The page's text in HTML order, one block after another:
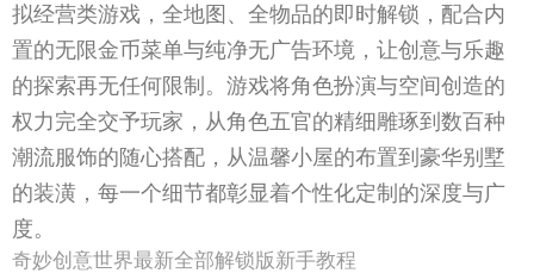
拟经营类游戏，全地图、全物品的即时解锁，配合内
置的无限金币菜单与纯净无广告环境，让创意与乐趣
的探索再无任何限制。游戏将角色扮演与空间创造的
权力完全交予玩家，从角色五官的精细雕琢到数百种
潮流服饰的随心搭配，从温馨小屋的布置到豪华别墅
的装潢，每一个细节都彰显着个性化定制的深度与广
度。
奇妙创意世界最新全部解锁版新手教程